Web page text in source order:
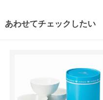
あわせてチェックしたい